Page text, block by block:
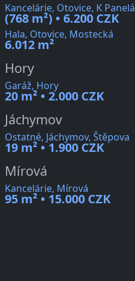
Kancelárie, Otovice, K
(768 m²) • 6.200 CZK
Hala, Otovice, Mostecká
6.012 m²
Hory
Garáž, Hory
20 m² • 2.000 CZK
Jáchymov
Ostatné, Jáchymov, Štěpova
19 m² • 1.900 CZK
Mírová
Kancelárie, Mírová
95 m² • 15.000 CZK